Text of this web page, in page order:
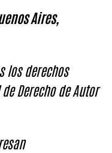
Aires,
los derechos
Derecho de Autor